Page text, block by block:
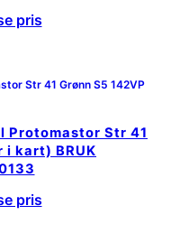
pris
Protomastor Str 41
i kart) BRUK
pris